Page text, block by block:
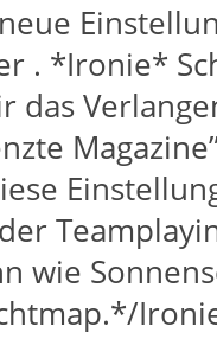
. *Ironie*
das
wie